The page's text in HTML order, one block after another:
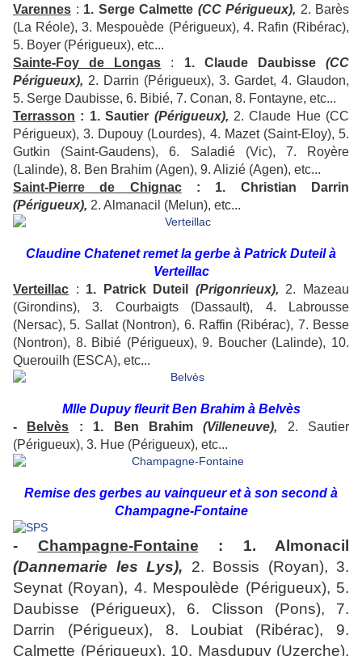
Varennes : 1. Serge Calmette (CC Périgueux), 2. Barès
(La Réole), 3. Mespouède (Périgueux), 4. Rafin (Ribérac),
5. Boyer (Périgueux), etc...
Sainte-Foy de Longas : 1. Claude Daubisse(CC
Périgueux), 2. Darrin (Périgueux), 3. Gardet, 4. Glaudon,
5. Serge Daubisse, 6. Bibié, 7. Conan, 8. Fontayne, etc...
Terrasson : 1. Sautier (Périgueux), 2. Claude Hue (CC
Périgueux), 3. Dupouy (Lourdes), 4. Mazet (Saint-Eloy), 5.
Gutkin (Saint-Gaudens), 6. Saladié (Vic), 7. Royère
(Lalinde), 8. Ben Brahim (Agen), 9. Alizié (Agen), etc...
Saint-Pierre de Chignac
: 1. Christian Darrin
(Périgueux), 2. Almanacil (Melun), etc...
Claudine Chatenet remet la gerbe à Patrick Duteil à
Verteillac
Verteillac : 1. Patrick Duteil (Prigonrieux), 2. Mazeau
(Girondins), 3. Courbaigts (Dassault), 4. Labrousse
(Nersac), 5. Sallat (Nontron), 6. Raffin (Ribérac), 7. Besse
(Nontron), 8. Bibié (Périgueux), 9. Boucher (Lalinde), 10.
Querouilh (ESCA), etc...
Mlle Dupuy fleurit Ben Brahim à Belvès
-
Belvès : 1. Ben Brahim(Villeneuve),
2. Sautier
(Périgueux), 3. Hue (Périgueux), etc...
Remise des gerbes au vainqueur et à son second à
Champagne-Fontaine
- Champagne-Fontaine : 1. Almonacil
(Dannemarie les Lys),
2. Bossis (Royan), 3.
Seynat (Royan), 4. Mespoulède (Périgueux), 5.
Daubisse (Périgueux), 6. Clisson (Pons), 7.
Darrin (Périgueux), 8. Loubiat (Ribérac), 9.
Calmette (Périgueux), 10. Masdupuy (Uzerche),